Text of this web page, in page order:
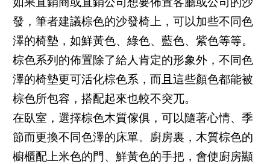
發，筆者建議棕色的沙發椅上，可以加些不同色
澤的椅墊，如鮮黃色、綠色、藍色、紫色等等。
棕色系列的佈置除了給人肯定的形象外，不同色
澤的椅墊更可活化棕色系，而且這些顏色都能被
棕色所包容，搭配起來也較不突兀。
在臥室，選擇棕色木質傢俱，可以隨著心情、季
節而更換不同色澤的床單。廚房裏，木質棕色的
櫥櫃配上米色的門、鮮黃色的手把，會使廚房顯